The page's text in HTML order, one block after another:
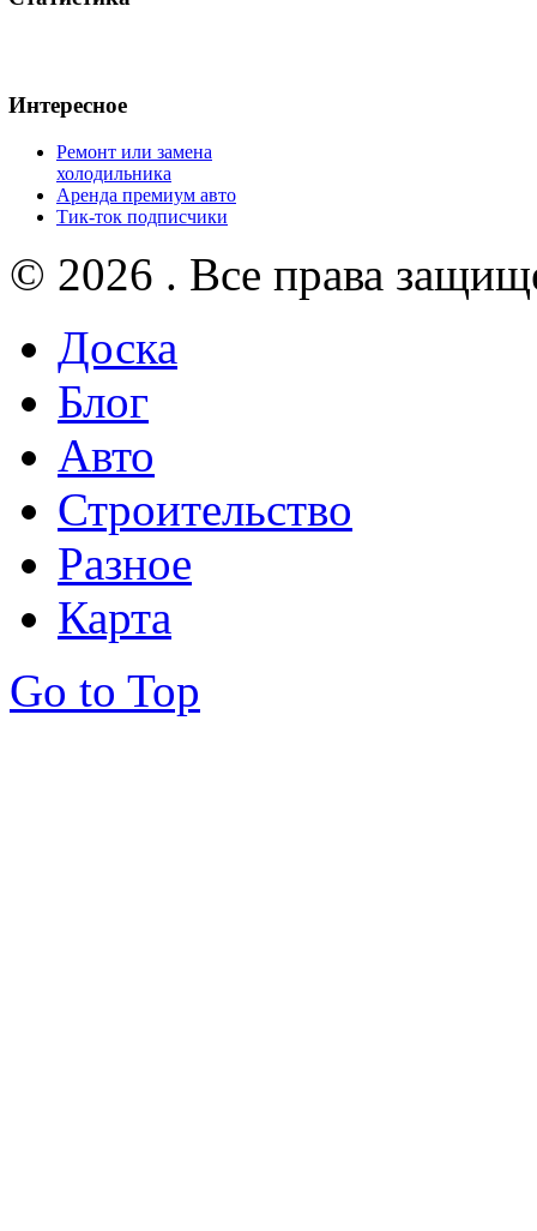
Интересное
Ремонт или замена
холодильника
Аренда премиум авто
Тик-ток подписчики
© 2026 . Все права
Доска
Блог
Авто
Строительство
Разное
Карта
Go to Top